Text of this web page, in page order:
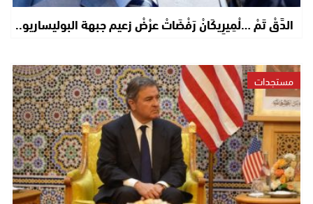
الدَّقْ تَمْ …لْمِيرِيكَانْ رَفْضَاتْ عرْضْ زعيم جبهة البوليساريو..
مستجدات